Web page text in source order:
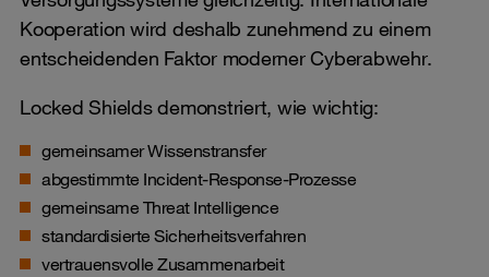
Kooperation wird deshalb zunehmend zu einem
entscheidenden Faktor moderner Cyberabwehr.
Locked Shields demonstriert, wie wichtig:
gemeinsamer Wissenstransfer
abgestimmte Incident-Response-Prozesse
gemeinsame Threat Intelligence
standardisierte Sicherheitsverfahren
vertrauensvolle Zusammenarbeit